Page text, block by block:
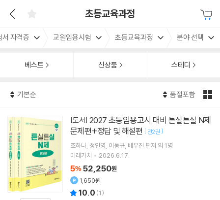
초등교육과정
서 자격증 교원임용시험 초등교육과정 분야 선택
베스트 신상품 스테디
기본순 품절포함
[도서]
문제편+정답 및 해설편 [ 전2권 ]
조하나 정인영 이동규 배우진 편저 외 1명
미래가치
2026.6.17.
5% 52,250원
1,650원
10.0 (1)